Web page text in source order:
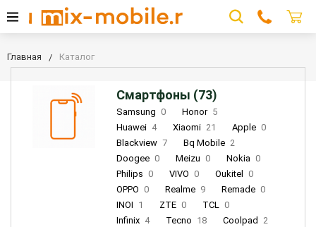
Главная Каталог
Смартфоны (73)
Samsung 0 Honor 5
Huawei 4 Xiaomi 21 Apple 0
Blackview 7 Bq Mobile 2
Doogee 0 Meizu 0 Nokia 0
Philips 0 VIVO 0 Oukitel
0
OPPO 0 Realme 9 Remade 0
INOI 1 ZTE 0 TCL 0
Infinix 4 Tecno 18 Coolpad 2